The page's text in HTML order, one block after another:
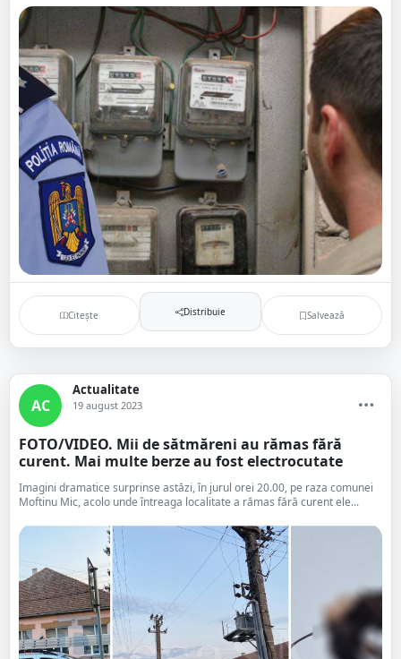
Citește Distribuie Salvează
AC
Actualitate
19 august 2023
FOTO/VIDEO. Mii de sătmăreni au rămas fără
curent. Mai multe berze au fost electrocutate
Imagini dramatice surprinse astăzi, în jurul orei 20.00, pe raza comunei
Moftinu Mic, acolo unde întreaga localitate a rămas fără curent ele...